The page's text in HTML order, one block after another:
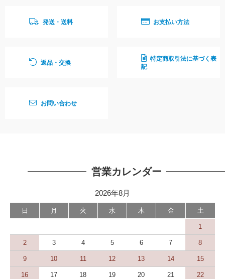
発送・送料 お支払い方法
返品・交換
特定商取引法に基づく表
記
お問い合わせ
営業カレンダー
2026年8月
日 月 火 水 木 金 土
1
2 3 4 5 6 7 8
9 10 11 12 13 14 15
16 17 18 19 20 21 22